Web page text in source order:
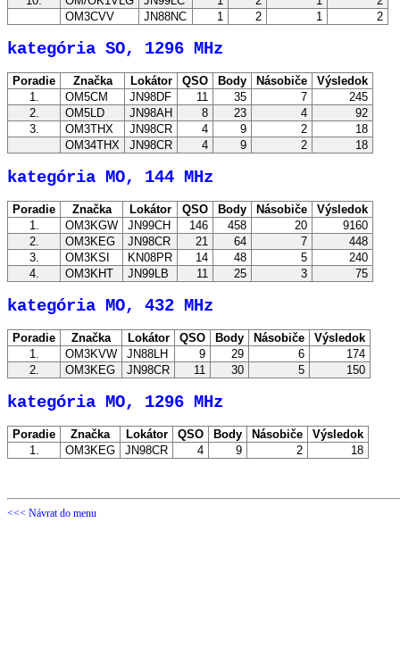
OM3CVV
JN88NC 1 2 1 2
kategória SO, 1296 MHz
Poradie Značka Lokátor QSO Body Násobiče
Výsledok
1.
OM5CM JN98DF 11 35 7
245
2.
OM5LD JN98AH 8 23 4
92
3.
OM3THX JN98CR 4 9 2
18
OM34THX
JN98CR 4 9 2 18
kategória MO, 144 MHz
Poradie Značka Lokátor QSO Body Násobiče
Výsledok
1.
OM3KGW JN99CH 146 458 20
9160
2.
OM3KEG JN98CR 21 64 7
448
3.
OM3KSI KN08PR 14 48 5
240
4.
OM3KHT JN99LB 11 25 3 75
kategória MO, 432 MHz
Poradie Značka Lokátor QSO Body Násobiče
Výsledok
1.
OM3KVW JN88LH 9 29 6
174
2.
OM3KEG JN98CR 11 30 5 150
kategória MO, 1296 MHz
Poradie Značka Lokátor QSO Body Násobiče
Výsledok
1.
OM3KEG JN98CR 4 9 2 18
<<< Návrat do menu